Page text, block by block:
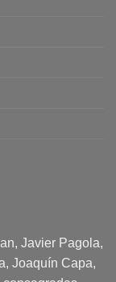
Javier Pagola,
Joaquín Capa,